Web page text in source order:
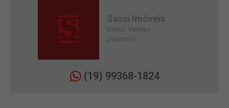
Sassi Imóveis
Depto. Vendas
J-04970/1
(19) 99368-1824